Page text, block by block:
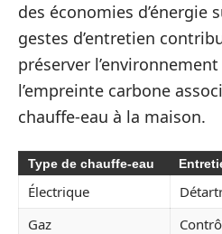
des économies d’énergie
gestes d’entretien
préserver
l’empreinte carbone
chauffe-eau à la maison.
Type de chauffe-eau
Électrique
Gaz